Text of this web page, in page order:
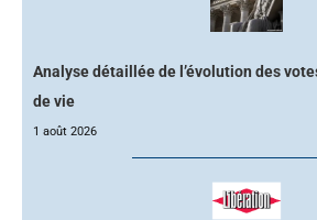
Analyse détaillée de l’évolution des
de vie
1 août 2026